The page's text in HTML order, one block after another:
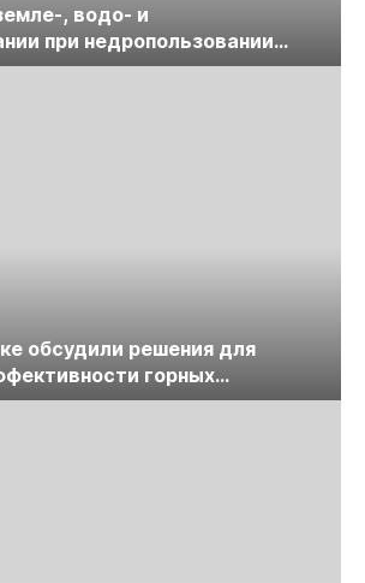
, водо- и
при недропользовании
«ПравоТЭК»
обсудили решения для
горных